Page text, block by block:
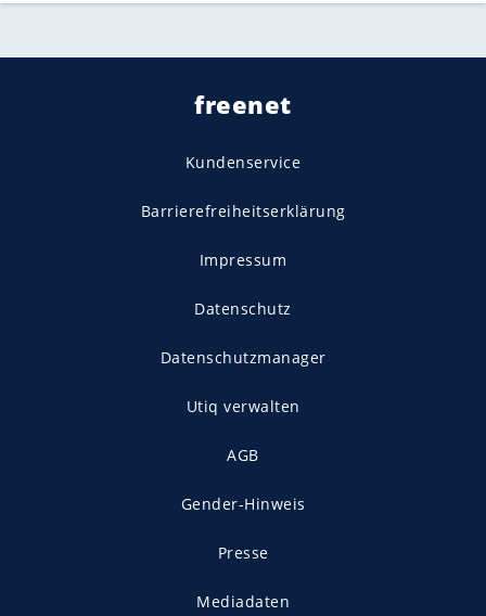
freenet
Kundenservice
Barrierefreiheitserklärung
Impressum
Datenschutz
Datenschutzmanager
Utiq verwalten
AGB
Gender-Hinweis
Presse
Mediadaten